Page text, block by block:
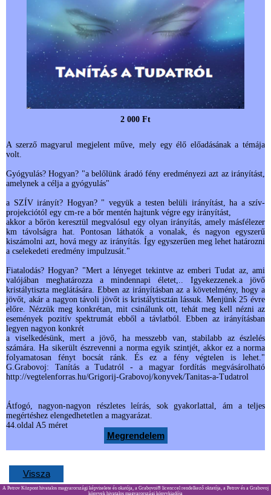
2 000 Ft
A szerző magyarul megjelent műve, mely egy élő előadásának a témája
volt.
Gyógyulás? Hogyan? "a belőlünk áradó fény eredményezi azt az irányítást,
amelynek a célja a gyógyulás"
a SZÍV irányít? Hogyan? " vegyük a testen belüli irányítást, ha a szív-
projekciótól egy cm-re a bőr mentén hajtunk végre egy irányítást,
akkor a bőrön keresztül megvalósul egy olyan irányítás, amely másfélezer
km távolságra hat. Pontosan láthatók a vonalak, és nagyon egyszerű
kiszámolni azt, hová megy az irányítás. Így egyszerűen meg lehet határozni
a cselekedeti eredmény impulzusát."
Fiatalodás? Hogyan? "Mert a lényeget tekintve az emberi Tudat az, ami
valójában meghatározza a mindennapi életet,.. Igyekezzenek.a jövő
kristálytiszta meglátására. Ebben az irányításban az a követelmény, hogy a
jövőt, akár a nagyon távoli jövőt is kristálytisztán lássuk. Menjünk 25 évre
előre. Nézzük meg konkrétan, mit csinálunk ott, tehát meg kell nézni az
események pozitív spektrumát ebből a távlatból. Ebben az irányításban
legyen nagyon konkrét
a viselkedésünk, mert a jövő, ha messzebb van, stabilabb az észlelés
számára. Ha sikerült észrevenni a norma egyik szintjét, akkor ez a norma
folyamatosan fényt bocsát ránk. És ez a fény végtelen is lehet."
G.Grabovoj: Tanítás a Tudatról - a magyar fordítás megvásárolható
http://vegtelenforras.hu/Grigorij-Grabovoj/konyvek/Tanitas-a-Tudatrol
Átfogó, nagyon-nagyon részletes leírás, sok gyakorlattal, ám a teljes
megértéshez elengedhetetlen a magyarázat.
44.oldal A5 méret
Megrendelem
Vissza
A Petrov Központ hivatalos magyarországi képviselete és okatója, a Grabovoi® licenccel rendelkező oktatója, a Petrov és a Grabovoj
könyvek hivatalos magyarországi könyvkiadója